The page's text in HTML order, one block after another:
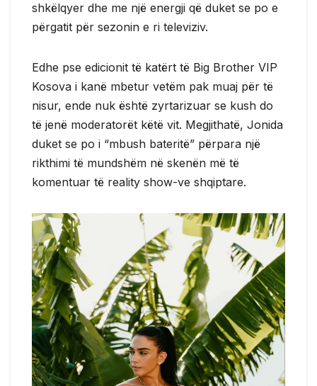
shkëlqyer dhe me një energji që duket se po e
përgatit për sezonin e ri televiziv.
Edhe pse edicionit të katërt të Big Brother VIP
Kosova i kanë mbetur vetëm pak muaj për të
nisur, ende nuk është zyrtarizuar se kush do
të jenë moderatorët këtë vit. Megjithatë, Jonida
duket se po i “mbush bateritë” përpara një
rikthimi të mundshëm në skenën më të
komentuar të reality show-ve shqiptare.